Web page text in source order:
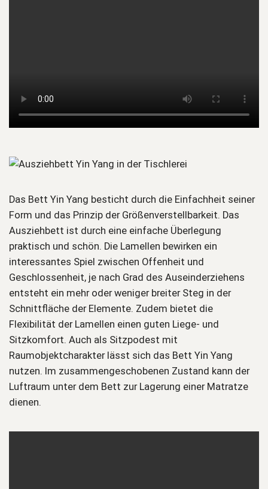
Das Bett Yin Yang besticht durch die Einfachheit seiner
Form und das Prinzip der Größenverstellbarkeit. Das
Ausziehbett ist durch eine einfache Überlegung
praktisch und schön. Die Lamellen bewirken ein
interessantes Spiel zwischen Offenheit und
Geschlossenheit, je nach Grad des Auseinderziehens
entsteht ein mehr oder weniger breiter Steg in der
Schnittfläche der Elemente. Zudem bietet die
Flexibilität der Lamellen einen guten Liege- und
Sitzkomfort. Auch als Sitzpodest mit
Raumobjektcharakter lässt sich das Bett Yin Yang
nutzen. Im zusammengeschobenen Zustand kann der
Luftraum unter dem Bett zur Lagerung einer Matratze
dienen.